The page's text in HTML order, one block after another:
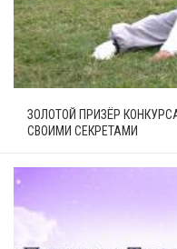
ЗОЛОТОЙ ПРИЗЁР
СВОИМИ СЕКРЕТАМИ